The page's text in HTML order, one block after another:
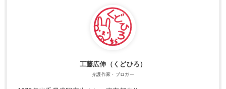
工藤広伸（くどひろ）
介護作家・ブロガー